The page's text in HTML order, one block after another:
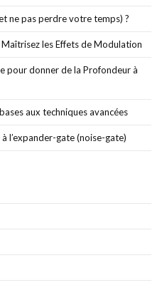
ne pas perdre votre temps) ?
les Effets de Modulation
pour donner de la Profondeur à
aux techniques avancées
l’expander-gate (noise-gate)